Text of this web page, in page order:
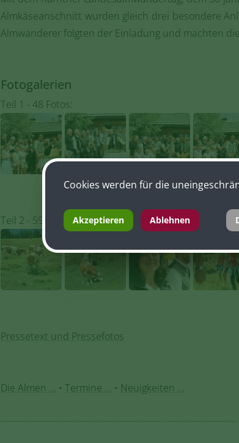
Almkäseanschnitt wurden gleich drei besondere
Almwanderer folgten der Einladung und machten
Fotogalerien
Teil 1 - 48 Fotos:
Teil 2 - 59 Fotos:
Pressetext und Pressefotos
Die Almen ... • Termine ... • Neuigkeiten ...
Cookies werden für die
Akzeptieren Ablehnen